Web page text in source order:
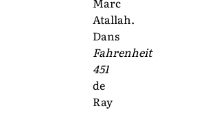
Atallah.
Dans
Fahrenheit
451
de
Ray